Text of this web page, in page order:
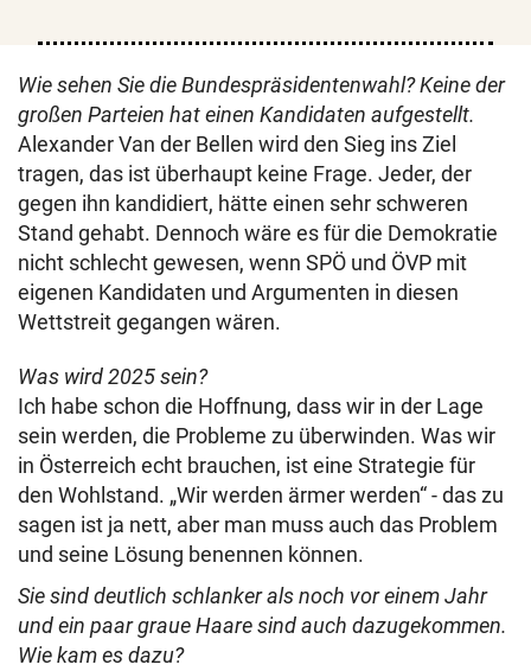
Wie sehen Sie die Bundespräsidentenwahl? Keine der
großen Parteien hat einen Kandidaten aufgestellt.
Alexander Van der Bellen wird den Sieg ins Ziel
tragen, das ist überhaupt keine Frage. Jeder, der
gegen ihn kandidiert, hätte einen sehr schweren
Stand gehabt. Dennoch wäre es für die Demokratie
nicht schlecht gewesen, wenn SPÖ und ÖVP mit
eigenen Kandidaten und Argumenten in diesen
Wettstreit gegangen wären.
Was wird 2025 sein?
Ich habe schon die Hoffnung, dass wir in der Lage
sein werden, die Probleme zu überwinden. Was wir
in Österreich echt brauchen, ist eine Strategie für
den Wohlstand. „Wir werden ärmer werden“ - das zu
sagen ist ja nett, aber man muss auch das Problem
und seine Lösung benennen können.
Sie sind deutlich schlanker als noch vor einem Jahr
und ein paar graue Haare sind auch dazugekommen.
Wie kam es dazu?